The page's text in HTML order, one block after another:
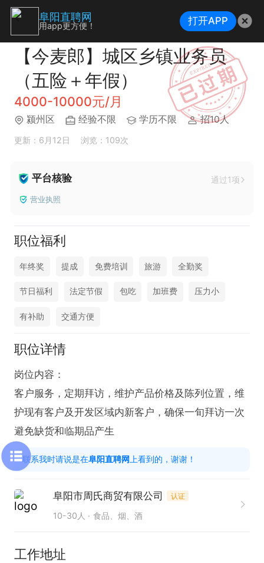
【今麦郎】城区乡镇业务员
（五险＋年假）
4000-10000元/月
颍州区 经验不限 学历不限 招10人
更新：6月12日 浏览：109次
平台核验 通过1项
营业执照
职位福利
年终奖 提成 免费培训 旅游 全勤奖
节日福利 法定节假 包吃 加班费 压力小
有补助 交通方便
职位详情
岗位内容：
客户服务，定期拜访，维护产品价格及陈列位置，维
护现有客户及开发区域内新客户，确保一旬拜访一次
避免缺货和临期品产生
联系我时请说是在阜阳直聘网 上看到的，谢谢！
阜阳市周氏商贸有限公司 认证
10-30人 食品、烟、酒
工作地址
阜阳直聘网
用app更方便！ 打开APP